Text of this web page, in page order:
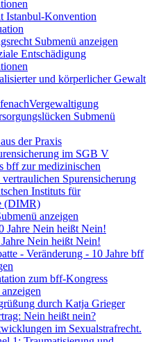
Istanbul-Konvention
Submenü anzeigen
Entschädigung
und körperlicher Gewalt
Submenü
der Praxis
im SGB V
bff zur medizinischen
Spurensicherung
Instituts für
(DIMR)
anzeigen
Jahre Nein heißt Nein!
Nein heißt Nein!
- Veränderung - 10 Jahre bff
zum bff-Kongress
durch Katja Grieger
Nein heißt nein?
im Sexualstrafrecht.